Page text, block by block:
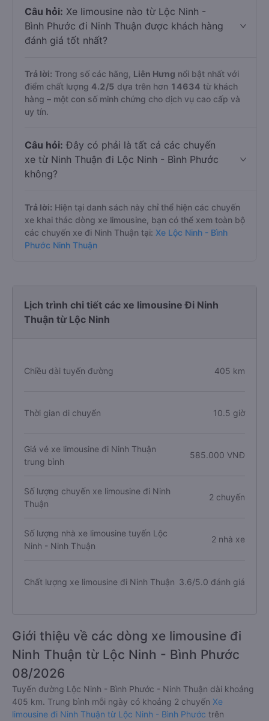
Câu hỏi: Xe limousine nào từ Lộc Ninh -
Bình Phước đi Ninh Thuận được khách hàng
đánh giá tốt nhất?
Trả lời: Trong số các hãng, Liên Hưng nổi bật nhất với
điểm chất lượng 4.2/5 dựa trên hơn 14634 từ khách
hàng – một con số minh chứng cho dịch vụ cao cấp và
uy tín.
Câu hỏi: Đây có phải là tất cả các chuyến
xe từ Ninh Thuận đi Lộc Ninh - Bình Phước
không?
Trả lời: Hiện tại danh sách này chỉ thể hiện các chuyến
xe khai thác dòng xe limousine, bạn có thể xem toàn bộ
các chuyến xe đi Ninh Thuận tại: Xe Lộc Ninh - Bình
Phước Ninh Thuận
Lịch trình chi tiết các xe limousine Đi Ninh
Thuận từ Lộc Ninh
Chiều dài tuyến đường 405 km
Thời gian di chuyển 10.5 giờ
Giá vé xe limousine đi Ninh Thuận
trung bình
585.000 VNĐ
Số lượng chuyến xe limousine đi Ninh
Thuận
2 chuyến
Số lượng nhà xe limousine tuyến Lộc
Ninh - Ninh Thuận
2 nhà xe
Chất lượng xe limousine đi Ninh Thuận 3.6/5.0 đánh giá
Giới thiệu về các dòng xe limousine đi
Ninh Thuận từ Lộc Ninh - Bình Phước
08/2026
Tuyến đường Lộc Ninh - Bình Phước - Ninh Thuận dài khoảng
405 km. Trung bình mỗi ngày có khoảng 2 chuyến Xe
limousine đi Ninh Thuận từ Lộc Ninh - Bình Phước trên